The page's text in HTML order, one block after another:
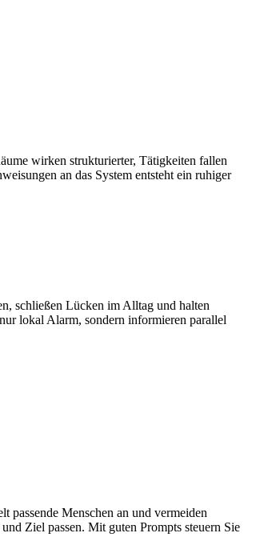
wirken strukturierter, Tätigkeiten fallen
an das System entsteht ein ruhiger
schließen Lücken im Alltag und halten
lokal Alarm, sondern informieren parallel
Menschen an und vermeiden
Ziel passen. Mit guten Prompts steuern Sie